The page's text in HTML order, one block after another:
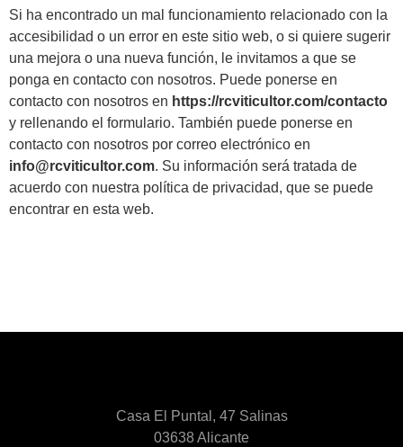
Si ha encontrado un mal funcionamiento relacionado con la
accesibilidad o un error en este sitio web, o si quiere sugerir
una mejora o una nueva función, le invitamos a que se
ponga en contacto con nosotros. Puede ponerse en
contacto con nosotros en https://rcviticultor.com/contacto
y rellenando el formulario. También puede ponerse en
contacto con nosotros por correo electrónico en
info@rcviticultor.com. Su información será tratada de
acuerdo con nuestra política de privacidad, que se puede
encontrar en esta web.
Casa El Puntal, 47 Salinas
03638 Alicante